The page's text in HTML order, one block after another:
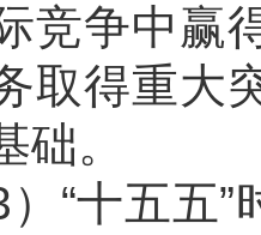
竞争中赢
取得重大
础。
十五五”